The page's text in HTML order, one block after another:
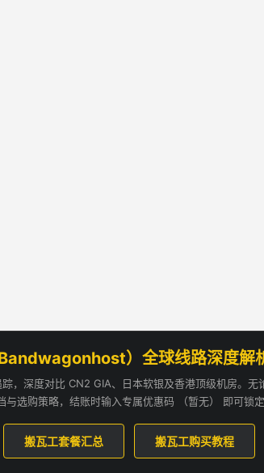
）全球线路深度解
，深度对比 CN2 GIA、日本软银及香港顶级机房。
与选购策略，结账时输入专属优惠码 （暂无） 即可锁
搬瓦工套餐汇总 搬瓦工购买教程